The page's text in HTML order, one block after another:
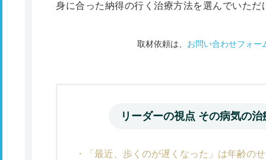
身に合った納得の行く治療方法を選んでいただ
取材依頼は、 お問い合わせフォー
リーダーの視点 その病気の治
「最近、歩くのが遅くなった」は年齢の